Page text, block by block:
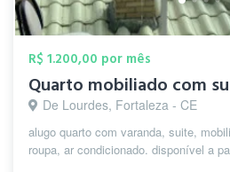
R$ 1.200,00 por mês
Quarto mobiliado com
De Lourdes, Fortaleza - CE
alugo quarto com varanda, suite,
roupa, ar condicionado. disponível a